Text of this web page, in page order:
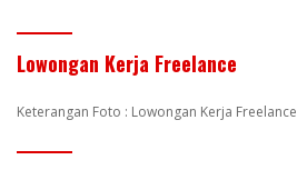
Lowongan Kerja Freelance
Keterangan Foto : Lowongan Kerja Freelance